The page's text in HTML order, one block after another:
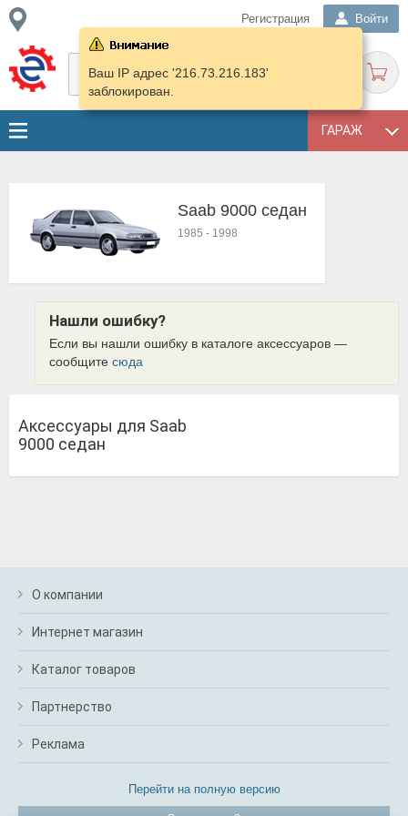
Регистрация Войти
ГАРАЖ
Ваш IP адрес '216.73.216.183'
заблокирован.
Saab 9000 седан
1985 - 1998
Нашли ошибку?
Если вы нашли ошибку в каталоге аксессуаров —
сообщите сюда
Аксессуары для Saab
9000 седан
О компании
Интернет магазин
Каталог товаров
Партнерство
Реклама
Перейти на полную версию